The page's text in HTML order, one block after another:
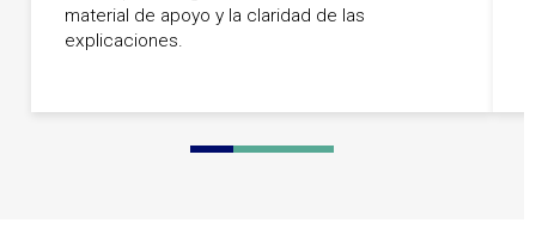
material de apoyo y la claridad de las
explicaciones.
0 1 2 3 4 5 6 7